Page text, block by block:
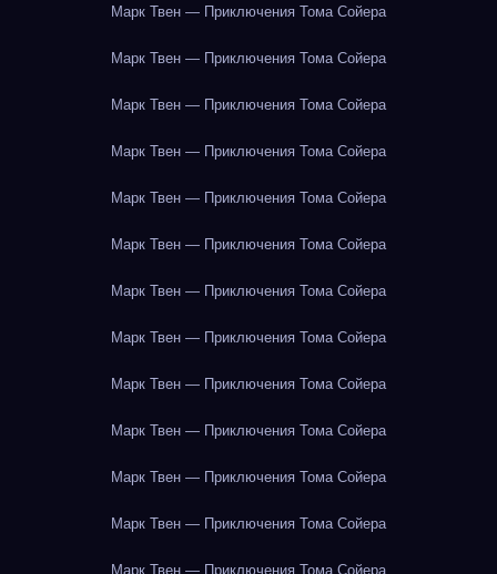
Марк Твен — Приключения Тома Сойера
Марк Твен — Приключения Тома Сойера
Марк Твен — Приключения Тома Сойера
Марк Твен — Приключения Тома Сойера
Марк Твен — Приключения Тома Сойера
Марк Твен — Приключения Тома Сойера
Марк Твен — Приключения Тома Сойера
Марк Твен — Приключения Тома Сойера
Марк Твен — Приключения Тома Сойера
Марк Твен — Приключения Тома Сойера
Марк Твен — Приключения Тома Сойера
Марк Твен — Приключения Тома Сойера
Марк Твен — Приключения Тома Сойера